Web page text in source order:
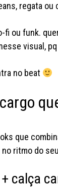
regata ou
fi ou funk.
visual,
no beat
que
ritmo do
calça